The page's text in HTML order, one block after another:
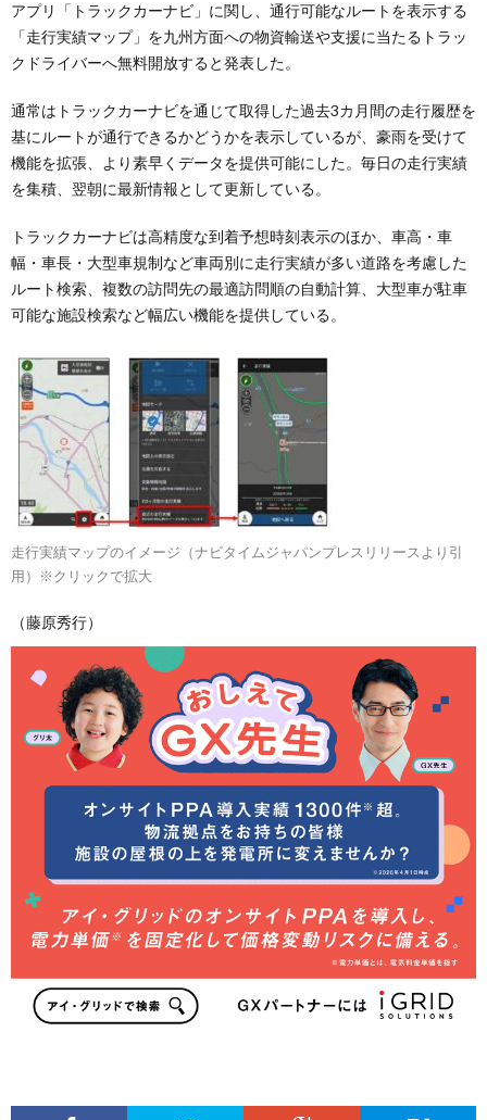
アプリ「トラックカーナビ」に関し、通行可能なルートを表示する
「走行実績マップ」を九州方面への物資輸送や支援に当たるトラッ
クドライバーへ無料開放すると発表した。
通常はトラックカーナビを通じて取得した過去3カ月間の走行履歴を
基にルートが通行できるかどうかを表示しているが、豪雨を受けて
機能を拡張、より素早くデータを提供可能にした。毎日の走行実績
を集積、翌朝に最新情報として更新している。
トラックカーナビは高精度な到着予想時刻表示のほか、車高・車
幅・車長・大型車規制など車両別に走行実績が多い道路を考慮した
ルート検索、複数の訪問先の最適訪問順の自動計算、大型車が駐車
可能な施設検索など幅広い機能を提供している。
走行実績マップのイメージ（ナビタイムジャパンプレスリリースより引
用）※クリックで拡大
（藤原秀行）